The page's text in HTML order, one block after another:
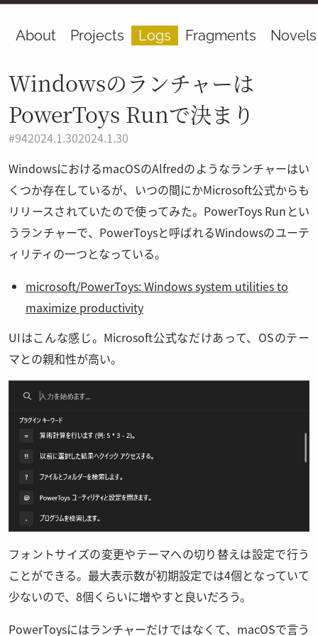
About Projects Logs Fragments Novels
Windowsのランチャーは
PowerToys Runで決まり
#942024.1.302024.1.30
WindowsにおけるmacOSのAlfredのようなランチャーはい
くつか存在しているが、いつの間にかMicrosoft公式からも
リリースされていたので使ってみた。PowerToys Runとい
うランチャーで、PowerToysと呼ばれるWindowsのユーテ
ィリティの一つとなっている。
microsoft/PowerToys: Windows system utilities to
maximize productivity
UIはこんな感じ。Microsoft公式なだけあって、OSのテー
マとの親和性が高い。
フォントサイズの変更やテーマへの切り替えは設定で行う
ことができる。最大表示数が初期設定では4個となっていて
少ないので、8個くらいに増やすと良いだろう。
PowerToysにはランチャーだけではなくて、macOSで言う